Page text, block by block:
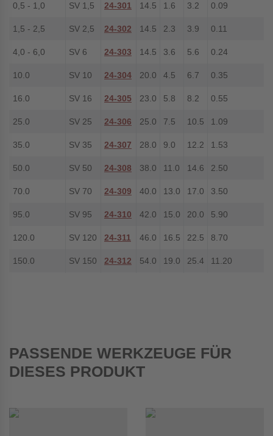
0,5 - 1,0 SV 1,5 24-301 14.5 1.6 3.2 0.09
1,5 - 2,5 SV 2,5 24-302 14.5 2.3 3.9 0.11
4,0 - 6,0 SV 6 24-303 14.5 3.6 5.6 0.24
10.0 SV 10 24-304 20.0 4.5 6.7 0.35
16.0 SV 16 24-305 23.0 5.8 8.2 0.55
25.0 SV 25 24-306 25.0 7.5 10.5 1.09
35.0 SV 35 24-307 28.0 9.0 12.2 1.53
50.0 SV 50 24-308 38.0 11.0 14.6 2.50
70.0 SV 70 24-309 40.0 13.0 17.0 3.50
95.0 SV 95 24-310 42.0 15.0 20.0 5.90
120.0 SV 120 24-311 46.0 16.5 22.5 8.70
150.0 SV 150 24-312 54.0 19.0 25.4 11.20
PASSENDE WERKZEUGE FÜR
DIESES PRODUKT